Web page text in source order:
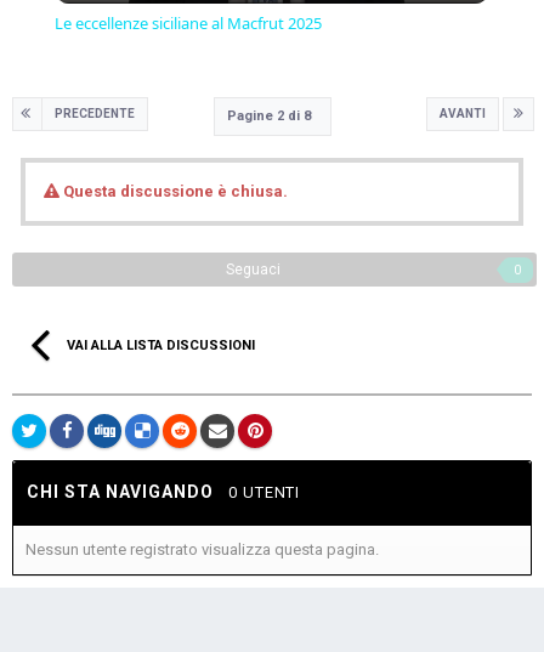
Le eccellenze siciliane al Macfrut 2025
PRECEDENTE AVANTI
Pagine 2 di 8
Questa discussione è chiusa.
Seguaci 0
VAI ALLA LISTA DISCUSSIONI
CHI STA NAVIGANDO 0 UTENTI
Nessun utente registrato visualizza questa pagina.